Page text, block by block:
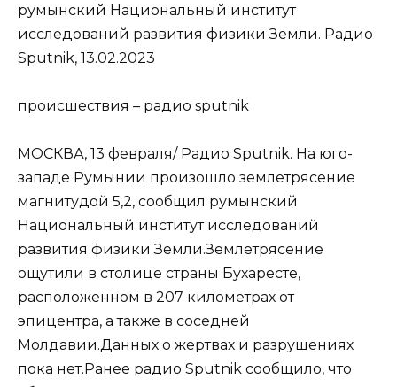
румынский Национальный институт
исследований развития физики Земли. Радио
Sputnik, 13.02.2023
происшествия – радио sputnik
МОСКВА, 13 февраля/ Радио Sputnik. На юго-
западе Румынии произошло землетрясение
магнитудой 5,2, сообщил румынский
Национальный институт исследований
развития физики Земли.Землетрясение
ощутили в столице страны Бухаресте,
расположенном в 207 километрах от
эпицентра, а также в соседней
Молдавии.Данных о жертвах и разрушениях
пока нет.Ранее радио Sputnik сообщило, что